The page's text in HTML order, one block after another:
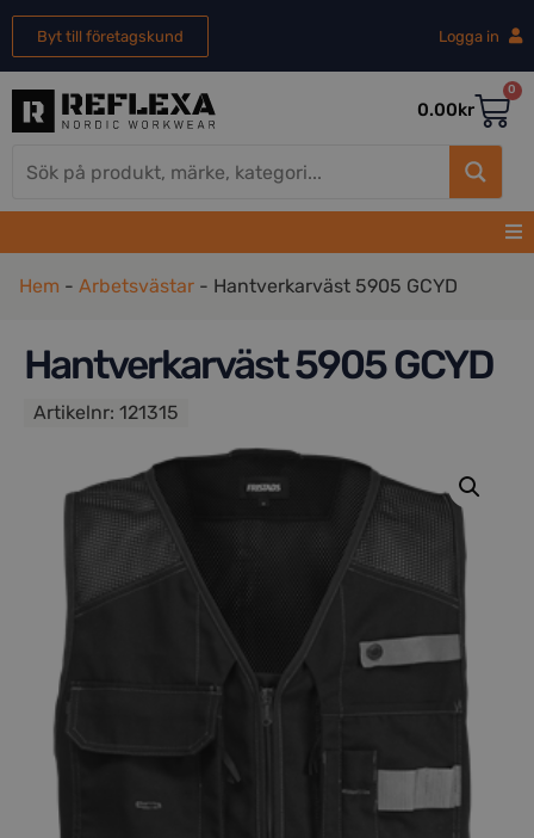
Byt till företagskund Logga in
0.00kr
0
Hem - Arbetsvästar - Hantverkarväst 5905 GCYD
Hantverkarväst 5905 GCYD
Artikelnr: 121315